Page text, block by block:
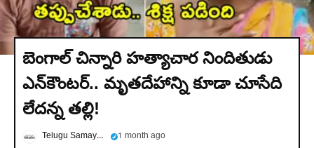
బెంగాల్‌ చిన్నారి హత్యాచార నిందితుడు
ఎన్‌కౌంటర్.. మృతదేహాన్ని కూడా చూసేది
లేదన్న తల్లి!
Telugu Samayam 1 month ago